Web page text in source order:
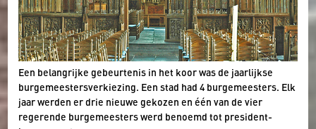
Een belangrijke gebeurtenis in het koor was de jaarlijkse
burgemeestersverkiezing. Een stad had 4 burgemeesters. Elk
jaar werden er drie nieuwe gekozen en één van de vier
regerende burgemeesters werd benoemd tot president-